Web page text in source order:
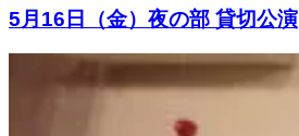
5月16日（金）夜の部 貸切公演